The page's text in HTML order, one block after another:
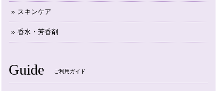
スキンケア
香水・芳香剤
Guide ご利用ガイド